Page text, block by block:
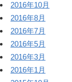
2016年10月
2016年8月
2016年7月
2016年5月
2016年3月
2016年1月